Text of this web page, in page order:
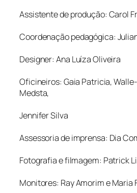
Assistente de produção: Carol
Coordenação pedagógica:
Designer: Ana Luíza Oliveira
Oficineiros: Gaia Patricia,
Medsta,
Jennifer Silva
Assessoria de imprensa: Dia
Fotografia e filmagem: Patrick
Monitores: Ray Amorim e Maria